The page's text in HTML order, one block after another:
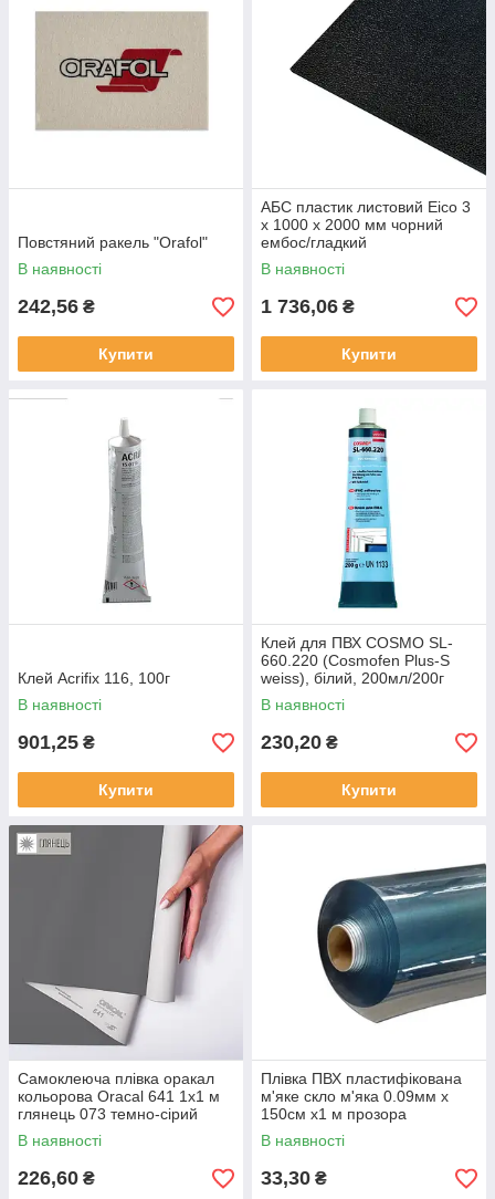
Повстяний ракель "Orafol"
В наявності
242,56 ₴
Купити
АБС пластик листовий Eico 3
x 1000 x 2000 мм чорний
ембос/гладкий
В наявності
1 736,06 ₴
Купити
Клей Acrifix 116, 100г
В наявності
901,25 ₴
Купити
Клей для ПВХ COSMO SL-
660.220 (Cosmofen Plus-S
weiss), білий, 200мл/200г
В наявності
230,20 ₴
Купити
Самоклеюча плівка оракал
кольорова Oracal 641 1x1 м
глянець 073 темно-сірий
В наявності
226,60 ₴
Плівка ПВХ пластифікована
м'яке скло м'яка 0.09мм х
150см х1 м прозора
В наявності
33,30 ₴